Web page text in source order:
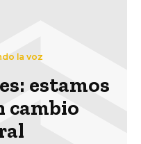
la voz
estamos
cambio